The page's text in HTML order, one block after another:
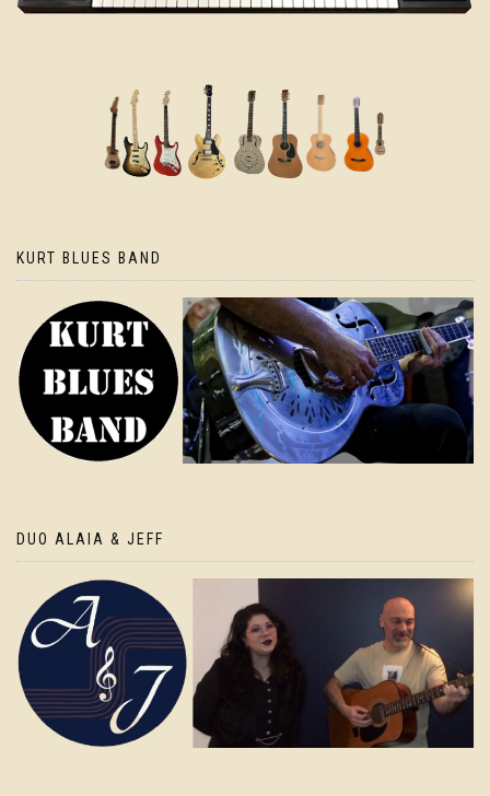
KURT BLUES BAND
DUO ALAIA & JEFF